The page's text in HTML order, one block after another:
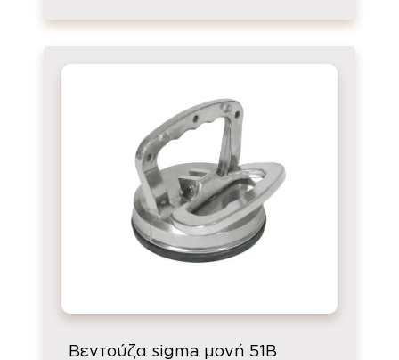
Βεντούζα sigma μονή 51B